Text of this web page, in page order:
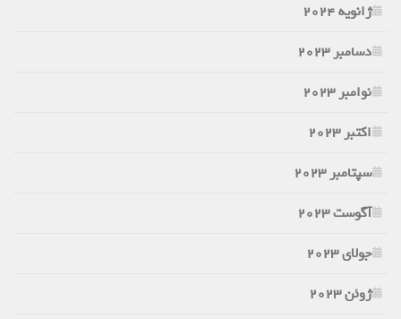
ژانویه 2024
دسامبر 2023
نوامبر 2023
اکتبر 2023
سپتامبر 2023
آگوست 2023
جولای 2023
ژوئن 2023